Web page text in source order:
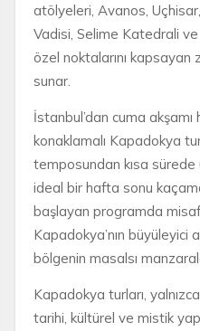
atölyeleri, Avanos,
Vadisi, Selime Katedrali
özel noktalarını
sunar.
İstanbul’dan cuma
konaklamalı Kapadokya
temposundan kısa
ideal bir hafta sonu
başlayan programda
Kapadokya’nın büyüleyici
bölgenin masalsı
Kapadokya turları,
tarihi, kültürel ve mistik